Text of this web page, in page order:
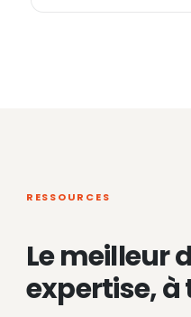
RESSOURCES
Le meilleur
expertise,